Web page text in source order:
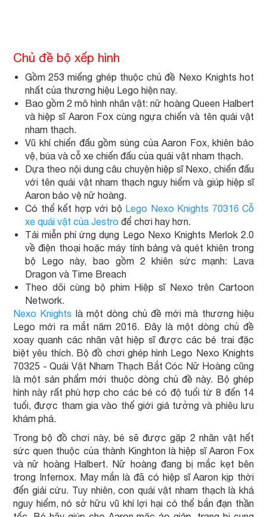
Chủ đề bộ xếp hình
Gồm 253 miếng ghép thuộc chủ đề Nexo Knights hot
nhất của thương hiệu Lego hiện nay.
Bao gồm 2 mô hình nhân vật: nữ hoàng Queen Halbert
và hiệp sĩ Aaron Fox cùng ngựa chiến và tên quái vật
nham thạch.
Vũ khí chiến đấu gồm súng của Aaron Fox, khiên bảo
vệ, búa và cỗ xe chiến đấu của quái vật nham thạch.
Dựa theo nội dung câu chuyện hiệp sĩ Nexo, chiến đấu
với tên quái vật nham thạch nguy hiểm và giúp hiệp sĩ
Aaron bảo vệ nữ hoàng.
Có thể kết hợp với bộ Lego Nexo Knights 70316 Cỗ
xe quái vật của Jestro để chơi hay hơn.
Tải miễn phí ứng dụng Lego Nexo Knights Merlok 2.0
về điện thoại hoặc máy tính bảng và quét khiên trong
bộ Lego này, bao gồm 2 khiên sức mạnh: Lava
Dragon và Time Breach
Theo dõi cùng bộ phim Hiệp sĩ Nexo trên Cartoon
Network.
Nexo Knights là một dòng chủ đề mới mà thương hiệu
Lego mới ra mắt năm 2016. Đây là một dòng chủ đề
xoay quanh các nhân vật hiệp sĩ được các bé trai đặc
biệt yêu thích. Bộ đồ chơi ghép hình Lego Nexo Knights
70325 - Quái Vật Nham Thạch Bắt Cóc Nữ Hoàng cũng
là một sản phẩm mới thuộc dòng chủ đề này. Bộ ghép
hình này rất phù hợp cho các bé có độ tuổi từ 8 đến 14
tuổi, được tham gia vào thế giới giả tưởng và phiêu lưu
khám phá.
Trong bộ đồ chơi này, bé sẽ được gặp 2 nhân vật hết
sức quen thuộc của thành Kinghton là hiệp sĩ Aaron Fox
và nữ hoàng Halbert. Nữ hoàng đang bị mắc kẹt bên
trong Infernox. May mắn là đã có hiệp sĩ Aaron kịp thời
đến giải cứu. Tuy nhiên, con quái vật nham thạch là khá
nguy hiểm, nó sở hữu vũ khí lợi hại có thể bắn đạn thần